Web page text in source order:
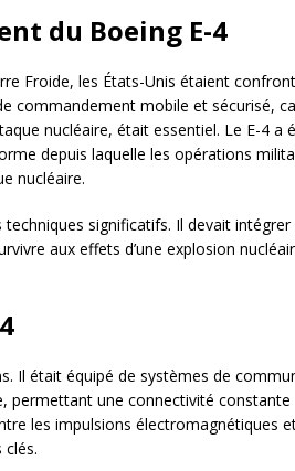
du Boeing E-4
Froide, les États-Unis étaient
commandement mobile et sécurisé,
nucléaire, était essentiel. Le E-4 a
depuis laquelle les opérations
nucléaire.
significatifs. Il devait
aux effets d’une explosion
Il était équipé de systèmes de
permettant une connectivité constante
les impulsions électromagnétiques
clés.